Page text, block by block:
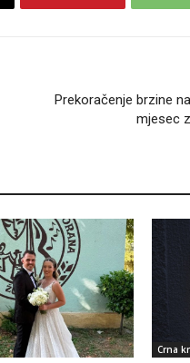
Prekoračenje brzine
mjesec
Crna